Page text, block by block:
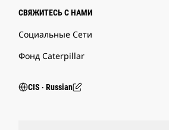
СВЯЖИТЕСЬ С НАМИ
Социальные Сети
Фонд Caterpillar
CIS ‧ Russian